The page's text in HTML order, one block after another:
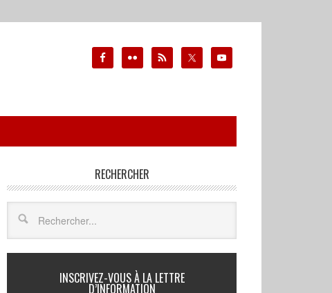
RECHERCHER
INSCRIVEZ-VOUS À LA LETTRE
D’INFORMATION